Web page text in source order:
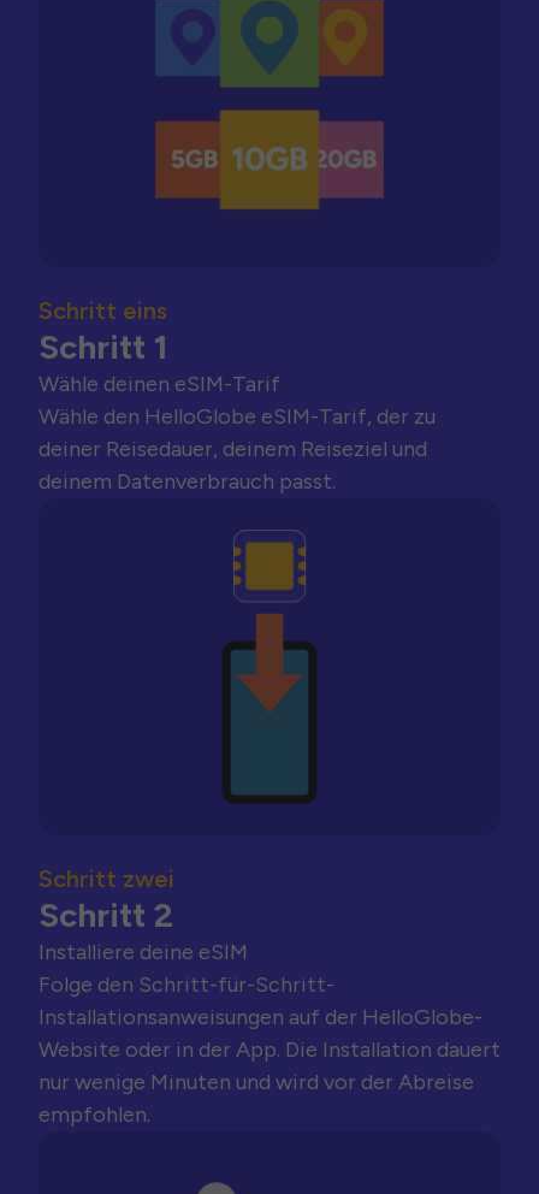
Schritt eins
Schritt 1
Wähle deinen eSIM-Tarif
Wähle den HelloGlobe eSIM-Tarif, der zu
deiner Reisedauer, deinem Reiseziel und
deinem Datenverbrauch passt.
Schritt zwei
Schritt 2
Installiere deine eSIM
Folge den Schritt-für-Schritt-
Installationsanweisungen auf der HelloGlobe-
Website oder in der App. Die Installation dauert
nur wenige Minuten und wird vor der Abreise
empfohlen.